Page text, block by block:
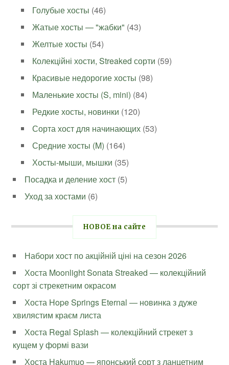
Голубые хосты (46)
Жатые хосты — "жабки" (43)
Желтые хосты (54)
Колекційні хости, Streaked сорти (59)
Красивые недорогие хосты (98)
Маленькие хосты (S, mini) (84)
Редкие хосты, новинки (120)
Сорта хост для начинающих (53)
Средние хосты (M) (164)
Хосты-мыши, мышки (35)
Посадка и деление хост (5)
Уход за хостами (6)
НОВОЕ на сайте
Набори хост по акційній ціні на сезон 2026
Хоста Moonlight Sonata Streaked — колекційний
сорт зі стрекетним окрасом
Хоста Hope Springs Eternal — новинка з дуже
хвилястим краєм листа
Хоста Regal Splash — колекційний стрекет з
кущем у формі вази
Хоста Hakumuo — японський сорт з ланцетним